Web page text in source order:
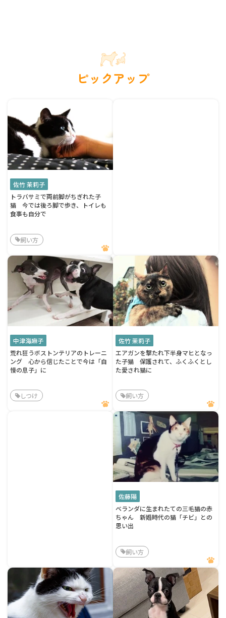
ピックアップ
佐竹 茉莉子
トラバサミで両前脚がちぎれた子
猫 今では後ろ脚で歩き、トイレも
食事も自分で
飼い方
中津海麻子
荒れ狂うボストンテリアのトレーニ
ング 心から信じたことで今は「自
慢の息子」に
しつけ
佐竹 茉莉子
エアガンを撃たれ下半身マヒとなっ
た子猫 保護されて、ふくふくとし
た愛され猫に
飼い方
佐藤陽
ベランダに生まれたての三毛猫の赤
ちゃん 新婚時代の猫「チビ」との
思い出
飼い方